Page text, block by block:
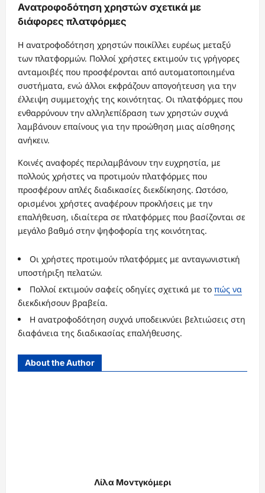
Ανατροφοδότηση χρηστών σχετικά με
διάφορες πλατφόρμες
Η ανατροφοδότηση χρηστών ποικίλλει ευρέως μεταξύ
των πλατφορμών. Πολλοί χρήστες εκτιμούν τις γρήγορες
ανταμοιβές που προσφέρονται από αυτοματοποιημένα
συστήματα, ενώ άλλοι εκφράζουν απογοήτευση για την
έλλειψη συμμετοχής της κοινότητας. Οι πλατφόρμες που
ενθαρρύνουν την αλληλεπίδραση των χρηστών συχνά
λαμβάνουν επαίνους για την προώθηση μιας αίσθησης
ανήκειν.
Κοινές αναφορές περιλαμβάνουν την ευχρηστία, με
πολλούς χρήστες να προτιμούν πλατφόρμες που
προσφέρουν απλές διαδικασίες διεκδίκησης. Ωστόσο,
ορισμένοι χρήστες αναφέρουν προκλήσεις με την
επαλήθευση, ιδιαίτερα σε πλατφόρμες που βασίζονται σε
μεγάλο βαθμό στην ψηφοφορία της κοινότητας.
Οι χρήστες προτιμούν πλατφόρμες με ανταγωνιστική
υποστήριξη πελατών.
Πολλοί εκτιμούν σαφείς οδηγίες σχετικά με το πώς να
διεκδικήσουν βραβεία.
Η ανατροφοδότηση συχνά υποδεικνύει βελτιώσεις στη
διαφάνεια της διαδικασίας επαλήθευσης.
About the Author
Λίλα Μοντγκόμερι